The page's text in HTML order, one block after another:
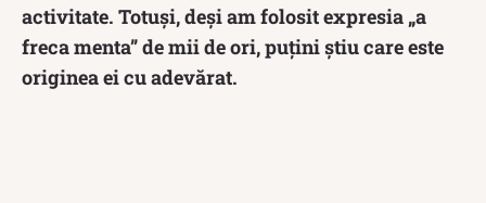
activitate. Totuși, deși am folosit expresia „a
freca menta” de mii de ori, puțini știu care este
originea ei cu adevărat.